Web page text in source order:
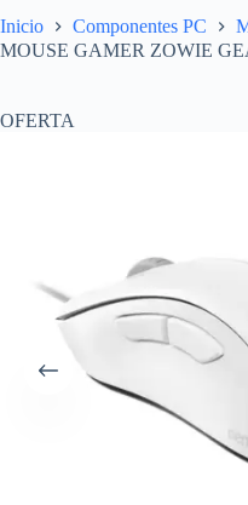
Inicio Componentes PC
MOUSE GAMER ZOWIE
OFERTA